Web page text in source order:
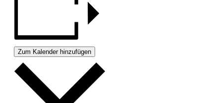
Zum Kalender hinzufügen